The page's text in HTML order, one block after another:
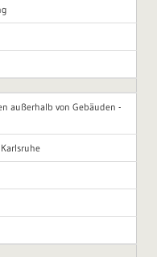
außerhalb von Gebäuden -